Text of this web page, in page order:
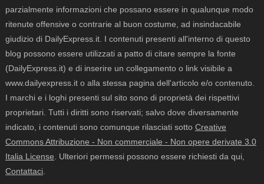
parzialmente informazioni che possano essere in qualunque modo
ritenute offensive o contrarie al buon costume, ad insindacabile
giudizio di DailyExpress.it. I contenuti presenti all'interno di questo
blog possono essere utilizzati a patto di citare sempre la fonte
(DailyExpress.it) e di inserire un collegamento o link visibile a
www.dailyexpress.it o alla stessa pagina dell'articolo e/o contenuto.
I marchi e i loghi presenti sul sito sono di proprietà dei rispettivi
proprietari. Tutti i diritti sono riservati; salvo dove diversamente
indicato, i contenuti sono comunque rilasciati sotto Creative
Commons Attribuzione - Non commerciale - Non opere derivate 3.0
Italia License . Ulteriori permessi possono essere richiesti da qui,
Contattaci